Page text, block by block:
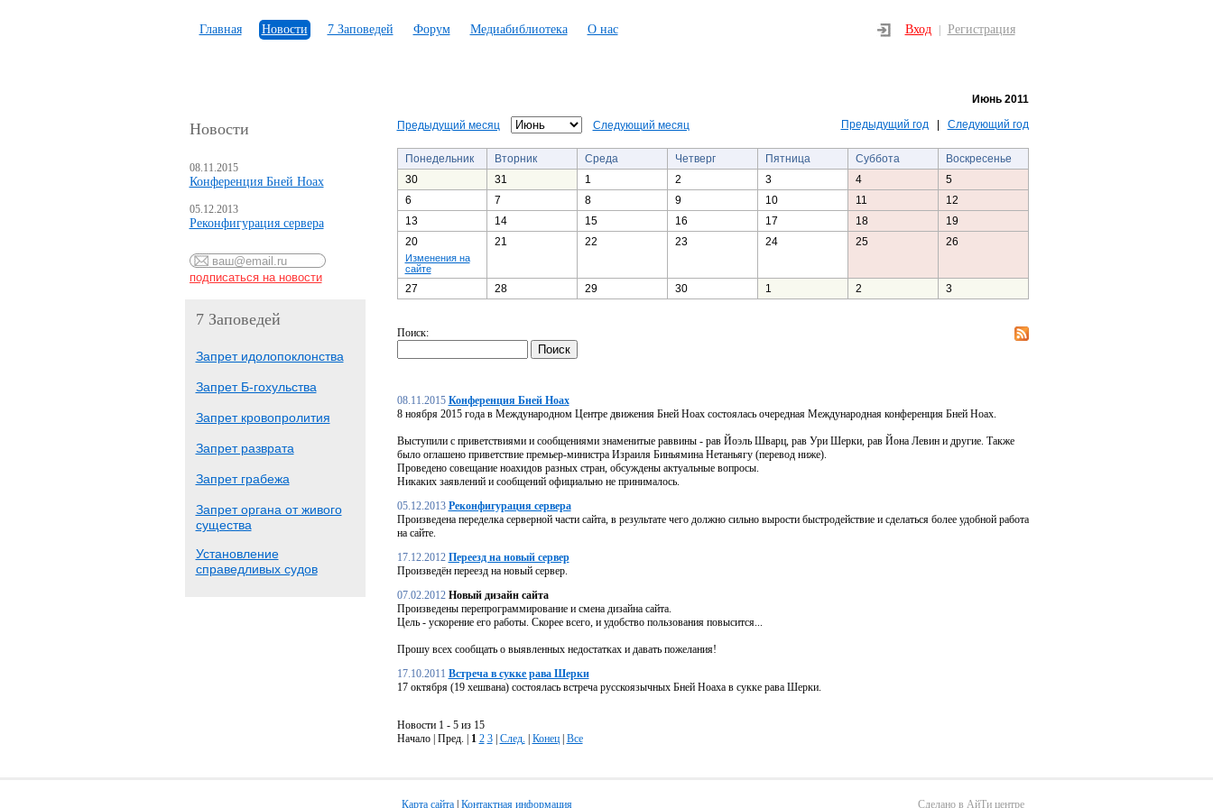
Главная Новости 7 Заповедей Форум Медиабиблиотека О нас Вход Регистрация
Новости
08.11.2015
Конференция Бней Ноах
05.12.2013
Реконфигурация сервера
7 Заповедей
Запрет идолопоклонства
Запрет Б-гохульства
Запрет кровопролития
Запрет разврата
Запрет грабежа
Запрет органа от живого
существа
Установление
справедливых судов
Июнь 2011
Предыдущий месяц Следующий месяц Предыдущий год| Следующий год
Понедельник Вторник Среда Четверг Пятница Суббота
Воскресенье
30
31 1 2 3 4
5
6
7 8 9 10 11
12
13
14 15 16 17 18
19
20
Изменения на
сайте
21 22 23 24 25 26
27 28 29 30 1 2 3
Поиск:
08.11.2015 Конференция Бней Ноах
8 ноября 2015 года в Международном Центре движения Бней Ноах состоялась очередная Международная конференция Бней Ноах.
Выступили с приветствиями и сообщениями знаменитые раввины - рав Йоэль Шварц, рав Ури Шерки, рав Йона Левин и другие. Также
было оглашено приветствие премьер-министра Израиля Биньямина Нетаньягу (перевод ниже).
Проведено совещание ноахидов разных стран, обсуждены актуальные вопросы.
Никаких заявлений и сообщений официально не принималось.
05.12.2013 Реконфигурация сервера
Произведена переделка серверной части сайта, в результате чего должно сильно вырости быстродействие и сделаться более удобной работа
на сайте.
17.12.2012 Переезд на новый сервер
Произведён переезд на новый сервер.
07.02.2012 Новый дизайн сайта
Произведены перепрограммирование и смена дизайна сайта.
Цель - ускорение его работы. Скорее всего, и удобство пользования повысится...
Прошу всех сообщать о выявленных недостатках и давать пожелания!
17.10.2011 Встреча в сукке рава Шерки
17 октября (19 хешвана) состоялась встреча русскоязычных Бней Ноаха в сукке рава Шерки.
Новости 1 - 5 из 15
Начало | Пред. |
1 2 3| След. Конец Все
Карта сайта| Контактная информация Сделано в АйТи центре